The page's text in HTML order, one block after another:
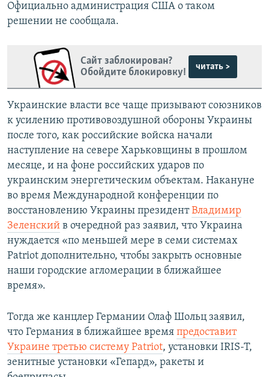
Официально администрация США о таком
решении не сообщала.
Сайт заблокирован?
Обойдите блокировку!
читать >
Украинские власти все чаще призывают союзников
к усилению противовоздушной обороны Украины
после того, как российские войска начали
наступление на севере Харьковщины в прошлом
месяце, и на фоне российских ударов по
украинским энергетическим объектам. Накануне
во время Международной конференции по
восстановлению Украины президентВладимир
Зеленский в очередной раз заявил, что Украина
нуждается «по меньшей мере в семи системах
Patriot дополнительно, чтобы закрыть основные
наши городские агломерации в ближайшее
время».
Тогда же канцлер Германии Олаф Шольц заявил,
что Германия в ближайшее время предоставит
Украине третью систему Patriot, установки IRIS-T,
зенитные установки «Гепард», ракеты и